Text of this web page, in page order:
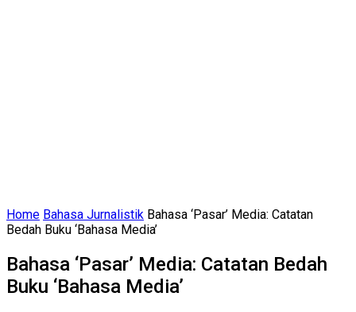
Home Bahasa Jurnalistik Bahasa ‘Pasar’ Media: Catatan
Bedah Buku ‘Bahasa Media’
Bahasa ‘Pasar’ Media: Catatan Bedah
Buku ‘Bahasa Media’